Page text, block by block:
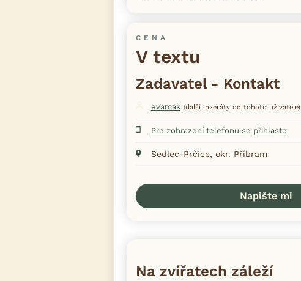
CENA
V textu
Zadavatel - Kontakt
evamak (další inzeráty od tohoto uživatele)
Pro zobrazení telefonu se přihlaste
Sedlec-Prčice, okr. Příbram
Napište mi
Na zvířatech záleží